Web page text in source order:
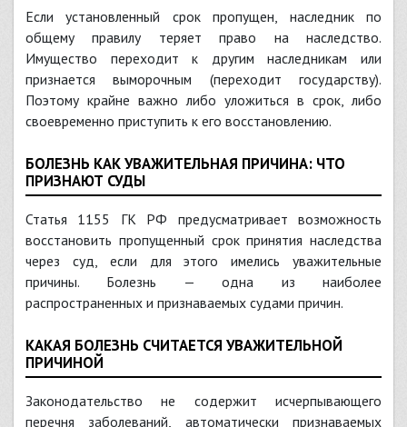
Если установленный срок пропущен, наследник по
общему правилу теряет право на наследство.
Имущество переходит к другим наследникам или
признается выморочным (переходит государству).
Поэтому крайне важно либо уложиться в срок, либо
своевременно приступить к его восстановлению.
БОЛЕЗНЬ КАК УВАЖИТЕЛЬНАЯ ПРИЧИНА: ЧТО
ПРИЗНАЮТ СУДЫ
Статья 1155 ГК РФ предусматривает возможность
восстановить пропущенный срок принятия наследства
через суд, если для этого имелись уважительные
причины. Болезнь — одна из наиболее
распространенных и признаваемых судами причин.
КАКАЯ БОЛЕЗНЬ СЧИТАЕТСЯ УВАЖИТЕЛЬНОЙ
ПРИЧИНОЙ
Законодательство не содержит исчерпывающего
перечня заболеваний, автоматически признаваемых